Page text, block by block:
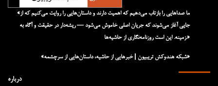
درباره
«ما صداهایی را بازتاب می‌دهیم که اهمیت دارند و داستان‌هایی را روایت می‌کنیم که از
جایی آغاز می‌شوند که جریان اصلی خاموش می‌شود — ریشه‌دار در حقیقت و آگاه به
زمینه. این است روزنامه‌نگاری از حاشیه‌ها.»
«شبکه هند‌و‌کش تریبیون | خبرهایی از حاشیه، داستان‌هایی از سرچشمه»